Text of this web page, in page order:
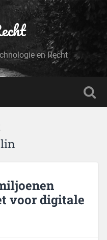
en Recht
voor digitale